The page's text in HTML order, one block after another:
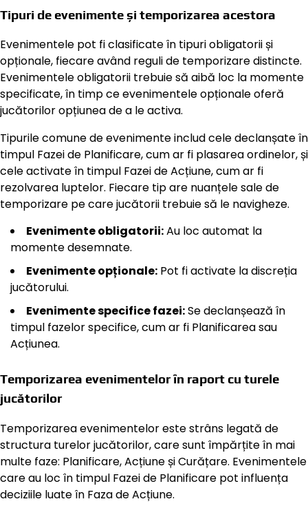
Tipuri de evenimente și temporizarea acestora
Evenimentele pot fi clasificate în tipuri obligatorii și
opționale, fiecare având reguli de temporizare distincte.
Evenimentele obligatorii trebuie să aibă loc la momente
specificate, în timp ce evenimentele opționale oferă
jucătorilor opțiunea de a le activa.
Tipurile comune de evenimente includ cele declanșate în
timpul Fazei de Planificare, cum ar fi plasarea ordinelor, și
cele activate în timpul Fazei de Acțiune, cum ar fi
rezolvarea luptelor. Fiecare tip are nuanțele sale de
temporizare pe care jucătorii trebuie să le navigheze.
Evenimente obligatorii:Au loc automat la
momente desemnate.
Evenimente opționale: Pot fi activate la discreția
jucătorului.
Evenimente specifice fazei:Se declanșează în
timpul fazelor specifice, cum ar fi Planificarea sau
Acțiunea.
Temporizarea evenimentelor în raport cu turele
jucătorilor
Temporizarea evenimentelor este strâns legată de
structura turelor jucătorilor, care sunt împărțite în mai
multe faze: Planificare, Acțiune și Curățare. Evenimentele
care au loc în timpul Fazei de Planificare pot influența
deciziile luate în Faza de Acțiune.